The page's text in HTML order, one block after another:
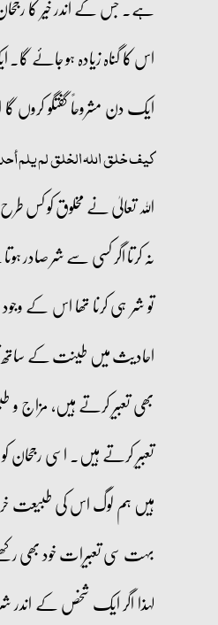
اس کا گناہ زیادہ ہو
ایک دن مشروحاً گفتگو کروں
كيف خلق الله الخلق لم يلم
اللہ تعالیٰ نے مخلوق کو کس
نہ کرتا اگر کسی سے شر صادر
تو شر ہی کرنا تھا اس کے
احادیث میں طینت کے
بھی تعبیر کرتے ہیں،
تعبیر کرتے ہیں۔ اسی
ہیں ہم لوگ اس کی
بہت سی تعبیرات خود بھی
لہذا اگر ایک شخص کے اندر شر